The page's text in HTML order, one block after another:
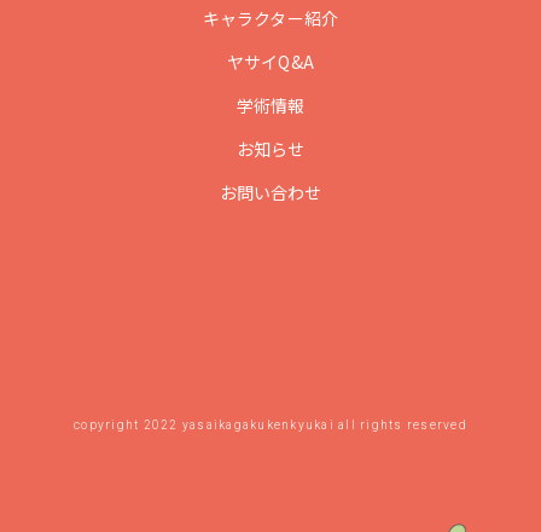
キャラクター紹介
ヤサイQ&A
学術情報
お知らせ
お問い合わせ
copyright 2022 yasaikagakukenkyukai all rights reserved